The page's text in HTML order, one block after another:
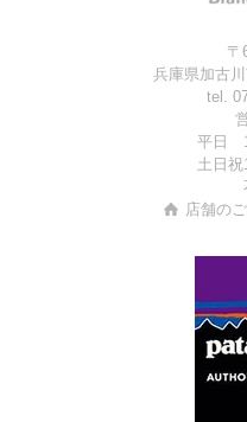
〒
兵庫県加古
tel.
平日
土日
店舗の